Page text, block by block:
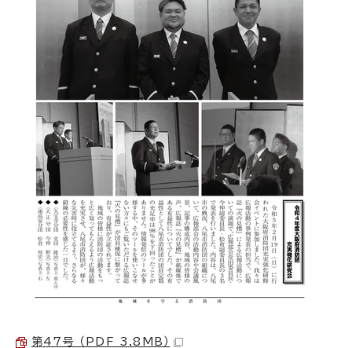
第47号 （PDF 3.8MB）